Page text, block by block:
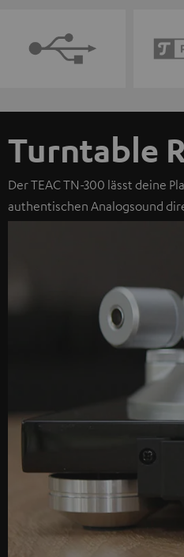
Turntable
Der TEAC TN-300 lässt deine
authentischen Analogsound